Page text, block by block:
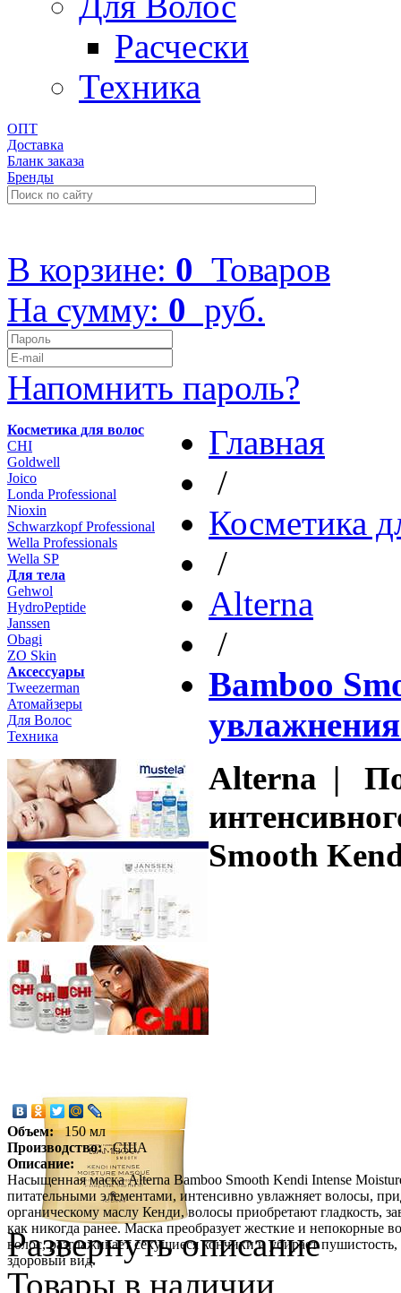
Расчески
Техника
ОПТ
Доставка
Бланк заказа
Бренды
В корзине: 0 Товаров
На сумму: 0 руб.
Напомнить пароль?
Косметика для волос
CHI
Goldwell
Joico
Londa Professional
Nioxin
Schwarzkopf Professional
Wella Professionals
Wella SP
Для тела
Gehwol
HydroPeptide
Janssen
Obagi
ZO Skin
Aксессуары
Tweezerman
Атомайзеры
Для Волос
Техника
Главная
/
Косметика
/
Altеrna
/
Bamboo
Alterna |
Smooth
Объем:
150 мл
Производство:
США
Описание:
Насыщенная маска Alterna Bamboo Smooth Kendi Intense
питательными элементами, интенсивно увлажняет волосы,
органическому маслу Кенди, волосы приобретают гладкость,
как никогда ранее. Маска преобразует жесткие и
волос, разглаживает секущиеся кончики и убирает
здоровый вид.
Развернуть описание
Товары в наличии